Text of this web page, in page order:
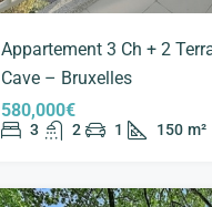
Appartement 3 Ch + 2
Cave – Bruxelles
580,000€
3 2 1 150 m²